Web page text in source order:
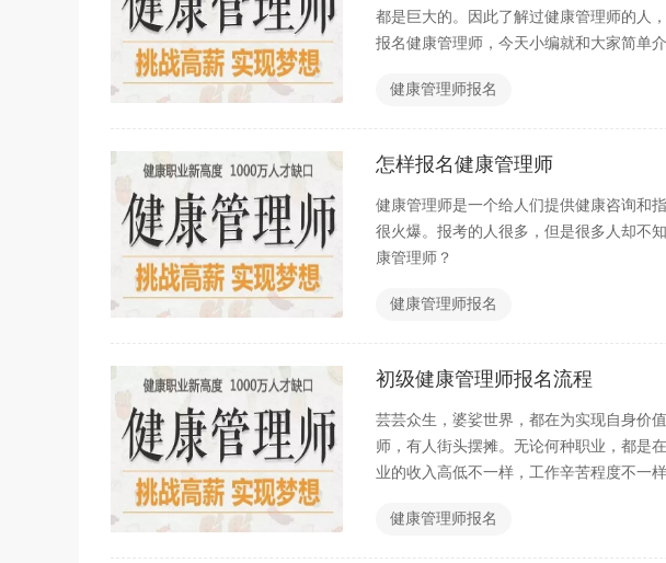
都是巨大的。因此了解过健康管理师的人
报名健康管理师，今天小编就和大家简单介
健康管理师报名
怎样报名健康管理师
健康管理师是一个给人们提供健康咨询和
很火爆。报考的人很多，但是很多人却不
康管理师？
健康管理师报名
初级健康管理师报名流程
芸芸众生，婆娑世界，都在为实现自身价
师，有人街头摆摊。无论何种职业，都是
业的收入高低不一样，工作辛苦程度不一
健康管理师报名